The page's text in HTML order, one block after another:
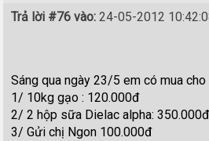
Trả lời #76 vào: 24-05-2012
Sáng qua ngày 23/5 em có mua
1/ 10kg gạo : 120.000đ
2/ 2 hộp sữa Dielac alpha: 350.000đ
3/ Gửi chị Ngon 100.000đ